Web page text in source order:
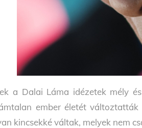
a Dalai Láma idézetek mély
ember életét
kincsekké váltak, melyek nem